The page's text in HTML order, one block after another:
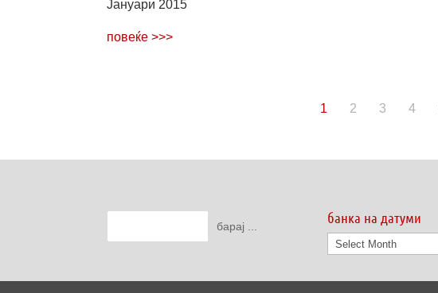
Јануари 2015
повеќе >>>
1 2 3 4
банка на датуми
банка
датуми